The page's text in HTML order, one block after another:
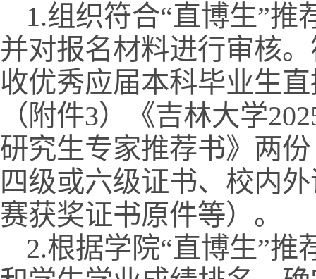
1.组织符合“直博生”
并对报名材料进行审核
收优秀应届本科毕业生
（附件3）《吉林大学
研究生专家推荐书》两
四级或六级证书、校内
赛获奖证书原件等）。
2.根据学院“直博生”